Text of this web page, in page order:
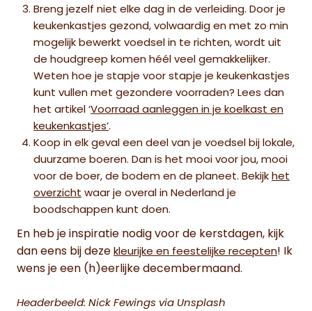
Breng jezelf niet elke dag in de verleiding. Door je
keukenkastjes gezond, volwaardig en met zo min
mogelijk bewerkt voedsel in te richten, wordt uit
de houdgreep komen héél veel gemakkelijker.
Weten hoe je stapje voor stapje je keukenkastjes
kunt vullen met gezondere voorraden? Lees dan
het artikel ‘Voorraad aanleggen in je koelkast en
keukenkastjes’.
Koop in elk geval een deel van je voedsel bij lokale,
duurzame boeren. Dan is het mooi voor jou, mooi
voor de boer, de bodem en de planeet. Bekijk het
overzicht waar je overal in Nederland je
boodschappen kunt doen.
En heb je inspiratie nodig voor de kerstdagen, kijk
dan eens bij deze kleurijke en feestelijke recepten! Ik
wens je een (h)eerlijke decembermaand.
Headerbeeld: Nick Fewings via Unsplash